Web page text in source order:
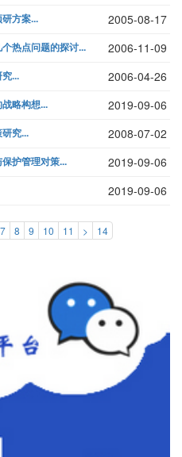
方案... 2005-08-17
热点问题的探讨... 2006-11-09
... 2006-04-26
略构想... 2019-09-06
究... 2008-07-02
护管理对策... 2019-09-06
2019-09-06
7 8 9 10 11 > 14